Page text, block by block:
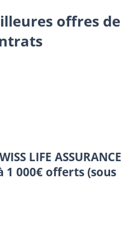
offres de
LIFE ASSURANCE
1 000€ offerts (sous